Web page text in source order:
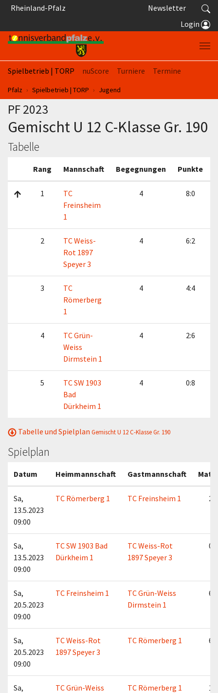
Springe zum Seiteninhalt
Rheinland-Pfalz
Newsletter
Login
Spielbetrieb | TORP nuScore Turniere
Termine
Sie sind hier:
Pfalz Spielbetrieb | TORP Jugend
PF 2023
Gemischt U 12 C-Klasse Gr. 190
Tabelle
Rang Mannschaft Begegnungen Punkte
1
TC
Freinsheim
1
4 8:0
2
TC Weiss-
Rot 1897
Speyer 3
4 6:2
3
TC
Römerberg
1
4 4:4
4
TC Grün-
Weiss
Dirmstein 1
4 2:6
5
TC SW 1903
Bad
Dürkheim 1
4 0:8
Tabelle und Spielplan Gemischt U 12 C-Klasse Gr. 190
Spielplan
Datum Heimmannschaft Gastmannschaft
Sa,
13.5.2023
09:00
TC Römerberg 1 TC Freinsheim 1 2:4
Sa,
13.5.2023
09:00
TC SW 1903 Bad
Dürkheim 1
TC Weiss-Rot
1897 Speyer 3
0:6
Sa,
20.5.2023
09:00
TC Freinsheim 1
TC Grün-Weiss
Dirmstein 1
6:0
Sa,
20.5.2023
09:00
TC Weiss-Rot
1897 Speyer 3
TC Römerberg 1 6:0
Sa,
TC Grün-Weiss
TC Römerberg 1 1:5